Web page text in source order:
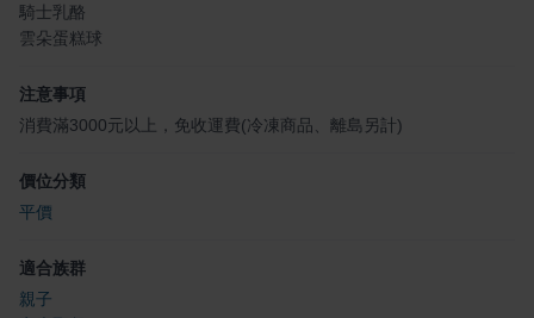
騎士乳酪
雲朵蛋糕球
注意事項
消費滿3000元以上，免收運費(冷凍商品、離島另計)
價位分類
平價
適合族群
親子